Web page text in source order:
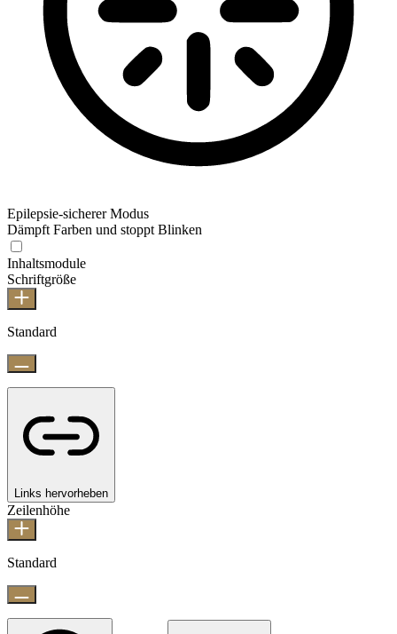
Epilepsie-sicherer Modus
Dämpft Farben und stoppt Blinken
Inhaltsmodule
Schriftgröße
Standard
Links hervorheben
Zeilenhöhe
Standard